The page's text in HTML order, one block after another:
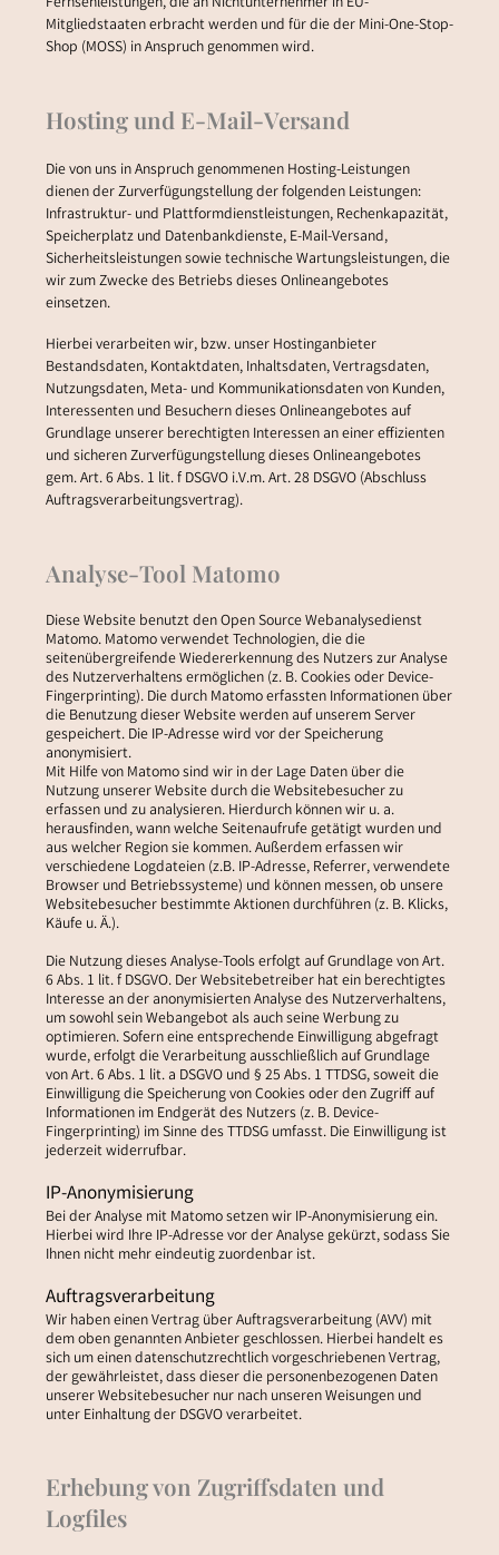
Mitgliedstaaten erbracht werden und für die der Mini-One-Stop-
Shop (MOSS) in Anspruch genommen wird.
Hosting und E-Mail-Versand
Die von uns in Anspruch genommenen Hosting-Leistungen
dienen der Zurverfügungstellung der folgenden Leistungen:
Infrastruktur- und Plattformdienstleistungen, Rechenkapazität,
Speicherplatz und Datenbankdienste, E-Mail-Versand,
Sicherheitsleistungen sowie technische Wartungsleistungen, die
wir zum Zwecke des Betriebs dieses Onlineangebotes
einsetzen.
Hierbei verarbeiten wir, bzw. unser Hostinganbieter
Bestandsdaten, Kontaktdaten, Inhaltsdaten, Vertragsdaten,
Nutzungsdaten, Meta- und Kommunikationsdaten von Kunden,
Interessenten und Besuchern dieses Onlineangebotes auf
Grundlage unserer berechtigten Interessen an einer effizienten
und sicheren Zurverfügungstellung dieses Onlineangebotes
gem. Art. 6 Abs. 1 lit. f DSGVO i.V.m. Art. 28 DSGVO (Abschluss
Auftragsverarbeitungsvertrag).
Analyse-Tool Matomo
Diese Website benutzt den Open Source Webanalysedienst
Matomo. Matomo verwendet Technologien, die die
seitenübergreifende Wiedererkennung des Nutzers zur Analyse
des Nutzerverhaltens ermöglichen (z. B. Cookies oder Device-
Fingerprinting). Die durch Matomo erfassten Informationen über
die Benutzung dieser Website werden auf unserem Server
gespeichert. Die IP-Adresse wird vor der Speicherung
anonymisiert.
Mit Hilfe von Matomo sind wir in der Lage Daten über die
Nutzung unserer Website durch die Websitebesucher zu
erfassen und zu analysieren. Hierdurch können wir u. a.
herausfinden, wann welche Seitenaufrufe getätigt wurden und
aus welcher Region sie kommen. Außerdem erfassen wir
verschiedene Logdateien (z.B. IP-Adresse, Referrer, verwendete
Browser und Betriebssysteme) und können messen, ob unsere
Websitebesucher bestimmte Aktionen durchführen (z. B. Klicks,
Käufe u. Ä.).
Die Nutzung dieses Analyse-Tools erfolgt auf Grundlage von Art.
6 Abs. 1 lit. f DSGVO. Der Websitebetreiber hat ein berechtigtes
Interesse an der anonymisierten Analyse des Nutzerverhaltens,
um sowohl sein Webangebot als auch seine Werbung zu
optimieren. Sofern eine entsprechende Einwilligung abgefragt
wurde, erfolgt die Verarbeitung ausschließlich auf Grundlage
von Art. 6 Abs. 1 lit. a DSGVO und § 25 Abs. 1 TTDSG, soweit die
Einwilligung die Speicherung von Cookies oder den Zugriff auf
Informationen im Endgerät des Nutzers (z. B. Device-
Fingerprinting) im Sinne des TTDSG umfasst. Die Einwilligung ist
jederzeit widerrufbar.
IP-Anonymisierung
Bei der Analyse mit Matomo setzen wir IP-Anonymisierung ein.
Hierbei wird Ihre IP-Adresse vor der Analyse gekürzt, sodass Sie
Ihnen nicht mehr eindeutig zuordenbar ist.
Auftragsverarbeitung
Wir haben einen Vertrag über Auftragsverarbeitung (AVV) mit
dem oben genannten Anbieter geschlossen. Hierbei handelt es
sich um einen datenschutzrechtlich vorgeschriebenen Vertrag,
der gewährleistet, dass dieser die personenbezogenen Daten
unserer Websitebesucher nur nach unseren Weisungen und
unter Einhaltung der DSGVO verarbeitet.
Erhebung von Zugriffsdaten und
Logfiles